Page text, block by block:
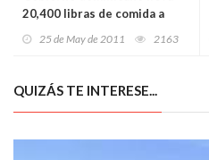
20,400 libras de comida a
25 de May de 2011 2163
QUIZÁS TE INTERESE...